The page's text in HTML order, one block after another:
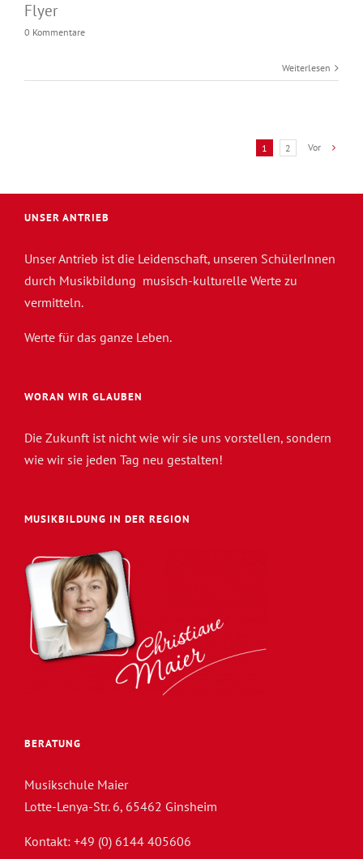
Flyer
0 Kommentare
Weiterlesen
1 2 Vor
UNSER ANTRIEB
Unser Antrieb ist die Leidenschaft, unseren SchülerInnen
durch Musikbildung musisch-kulturelle Werte zu
vermitteln.
Werte für das ganze Leben.
WORAN WIR GLAUBEN
Die Zukunft ist nicht wie wir sie uns vorstellen, sondern
wie wir sie jeden Tag neu gestalten!
MUSIKBILDUNG IN DER REGION
BERATUNG
Musikschule Maier
Lotte-Lenya-Str. 6, 65462 Ginsheim
Kontakt: +49 (0) 6144 405606